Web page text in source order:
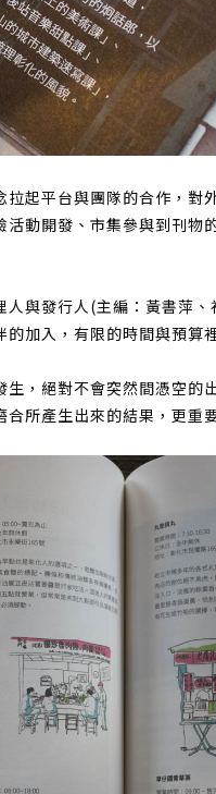
起平台與團隊的合作，對
動開發、市集參與到刊物
與發行人(主編：黃書萍
加入，有限的時間與預算
，絕對不會突然間憑空的
所產生出來的結果，更重